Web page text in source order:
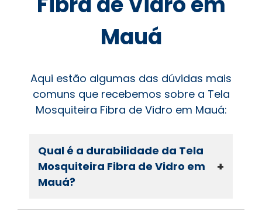
Mauá
Aqui estão algumas das dúvidas mais
comuns que recebemos sobre a Tela
Mosquiteira Fibra de Vidro em Mauá:
Qual é a durabilidade da Tela
Mosquiteira Fibra de Vidro em
Mauá?
+